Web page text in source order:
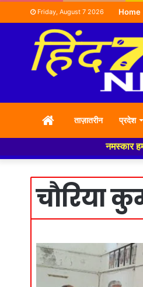
Friday, August 7 2026 Home
HOMEताज़ातरीन प्रदेश
नमस्कार हमारे
चौरिया